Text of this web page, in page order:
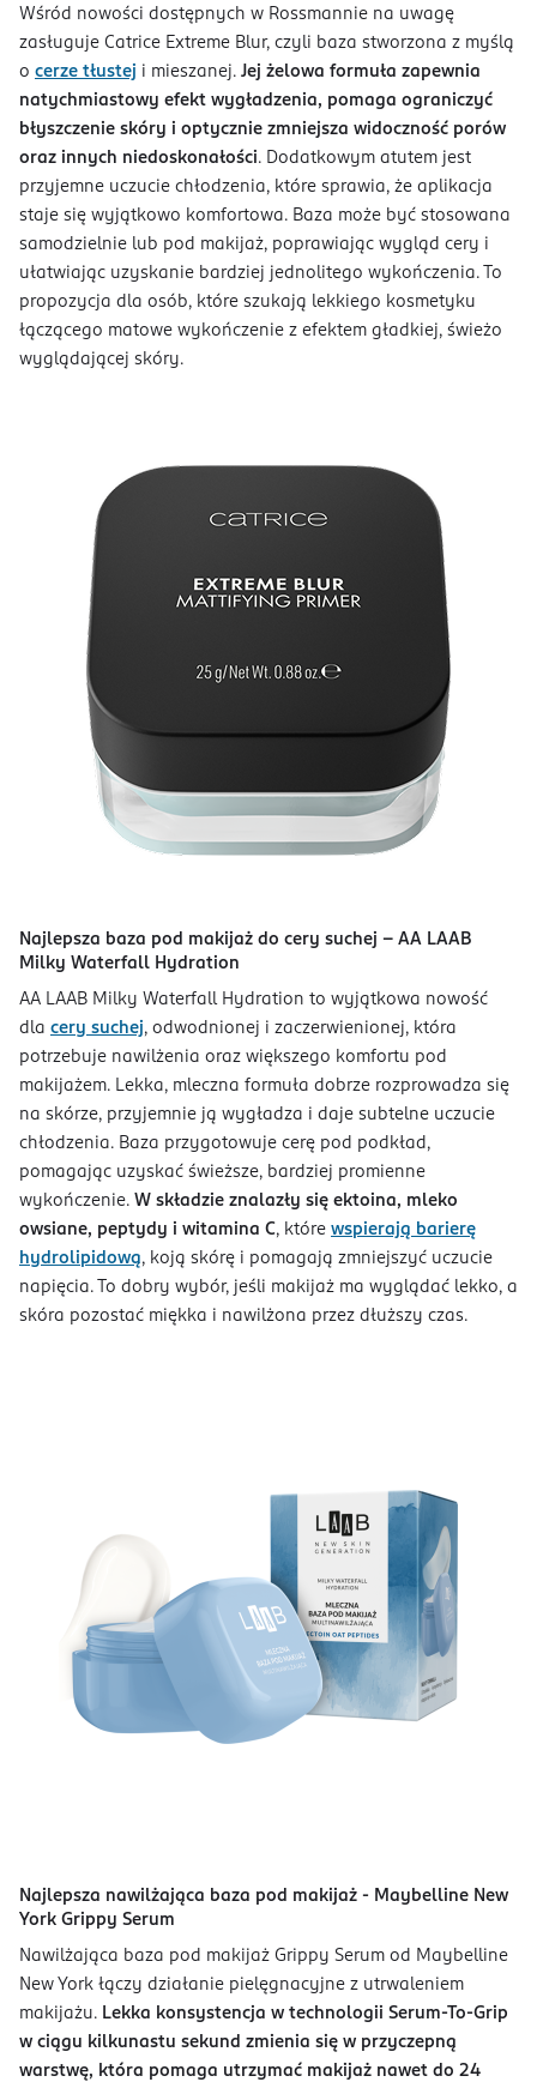
Wśród nowości dostępnych w Rossmannie na uwagę
zasługuje Catrice Extreme Blur, czyli baza stworzona z myślą
o cerze tłustej i mieszanej. Jej żelowa formuła zapewnia
natychmiastowy efekt wygładzenia, pomaga ograniczyć
błyszczenie skóry i optycznie zmniejsza widoczność porów
oraz innych niedoskonałości. Dodatkowym atutem jest
przyjemne uczucie chłodzenia, które sprawia, że aplikacja
staje się wyjątkowo komfortowa. Baza może być stosowana
samodzielnie lub pod makijaż, poprawiając wygląd cery i
ułatwiając uzyskanie bardziej jednolitego wykończenia. To
propozycja dla osób, które szukają lekkiego kosmetyku
łączącego matowe wykończenie z efektem gładkiej, świeżo
wyglądającej skóry.
Najlepsza baza pod makijaż do cery suchej - AA LAAB
Milky Waterfall Hydration
AA LAAB Milky Waterfall Hydration to wyjątkowa nowość
dla cery suchej, odwodnionej i zaczerwienionej, która
potrzebuje nawilżenia oraz większego komfortu pod
makijażem. Lekka, mleczna formuła dobrze rozprowadza się
na skórze, przyjemnie ją wygładza i daje subtelne uczucie
chłodzenia. Baza przygotowuje cerę pod podkład,
pomagając uzyskać świeższe, bardziej promienne
wykończenie. W składzie znalazły się ektoina, mleko
owsiane, peptydy i witamina C, które wspierają barierę
hydrolipidową, koją skórę i pomagają zmniejszyć uczucie
napięcia. To dobry wybór, jeśli makijaż ma wyglądać lekko, a
skóra pozostać miękka i nawilżona przez dłuższy czas.
Najlepsza nawilżająca baza pod makijaż - Maybelline New
York Grippy Serum
Nawilżająca baza pod makijaż Grippy Serum od Maybelline
New York łączy działanie pielęgnacyjne z utrwaleniem
makijażu. Lekka konsystencja w technologii Serum-To-Grip
w ciągu kilkunastu sekund zmienia się w przyczepną
warstwę, która pomaga utrzymać makijaż nawet do 24